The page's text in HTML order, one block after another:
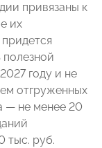
привязаны к
их
году и не
отгруженных
— не менее 20
тыс. руб.